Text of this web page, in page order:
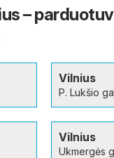
–
Vilnius
P. Lukšio
Vilnius
Ukmergės